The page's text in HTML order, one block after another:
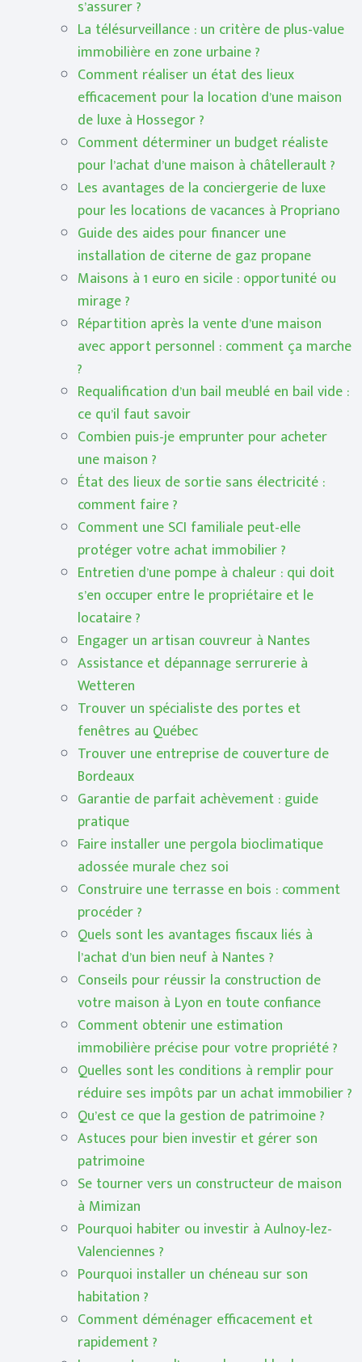
s’assurer ?
La télésurveillance : un critère de plus-value
immobilière en zone urbaine ?
Comment réaliser un état des lieux
efficacement pour la location d’une maison
de luxe à Hossegor ?
Comment déterminer un budget réaliste
pour l’achat d’une maison à châtellerault ?
Les avantages de la conciergerie de luxe
pour les locations de vacances à Propriano
Guide des aides pour financer une
installation de citerne de gaz propane
Maisons à 1 euro en sicile : opportunité ou
mirage ?
Répartition après la vente d’une maison
avec apport personnel : comment ça marche
?
Requalification d’un bail meublé en bail vide :
ce qu’il faut savoir
Combien puis-je emprunter pour acheter
une maison ?
État des lieux de sortie sans électricité :
comment faire ?
Comment une SCI familiale peut-elle
protéger votre achat immobilier ?
Entretien d’une pompe à chaleur : qui doit
s’en occuper entre le propriétaire et le
locataire ?
Engager un artisan couvreur à Nantes
Assistance et dépannage serrurerie à
Wetteren
Trouver un spécialiste des portes et
fenêtres au Québec
Trouver une entreprise de couverture de
Bordeaux
Garantie de parfait achèvement : guide
pratique
Faire installer une pergola bioclimatique
adossée murale chez soi
Construire une terrasse en bois : comment
procéder ?
Quels sont les avantages fiscaux liés à
l’achat d’un bien neuf à Nantes ?
Conseils pour réussir la construction de
votre maison à Lyon en toute confiance
Comment obtenir une estimation
immobilière précise pour votre propriété ?
Quelles sont les conditions à remplir pour
réduire ses impôts par un achat immobilier ?
Qu’est ce que la gestion de patrimoine ?
Astuces pour bien investir et gérer son
patrimoine
Se tourner vers un constructeur de maison
à Mimizan
Pourquoi habiter ou investir à Aulnoy-lez-
Valenciennes ?
Pourquoi installer un chéneau sur son
habitation ?
Comment déménager efficacement et
rapidement ?